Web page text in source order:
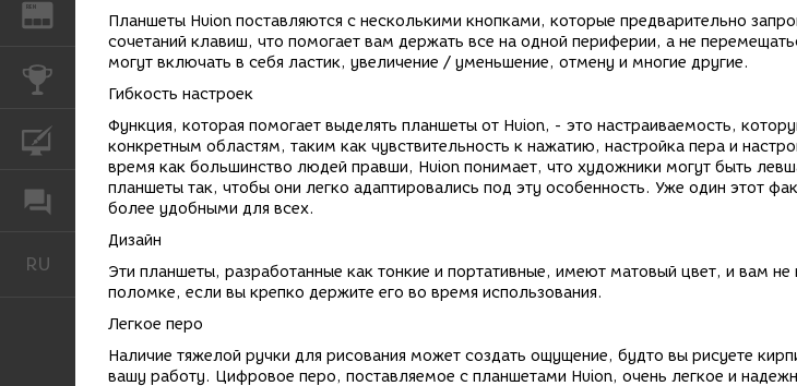
REN ЖУРНАЛ
КОНКУРСЫ
КУРСЫ
ФОРУМ
RU Русский
Планшеты Huion поставляются с несколькими кнопками, которые предварительно
сочетаний клавиш, что помогает вам держать все на одной периферии, а не
могут включать в себя ластик, увеличение / уменьшение, отмену и многие другие.
Гибкость настроек
Функция, которая помогает выделять планшеты от Huion, - это настраиваемость,
конкретным областям, таким как чувствительность к нажатию, настройка пера и
время как большинство людей правши, Huion понимает, что художники могут быть
планшеты так, чтобы они легко адаптировались под эту особенность. Уже один этот
более удобными для всех.
Дизайн
Эти планшеты, разработанные как тонкие и портативные, имеют матовый цвет, и вам не
поломке, если вы крепко держите его во время использования.
Легкое перо
Наличие тяжелой ручки для рисования может создать ощущение, будто вы рисуете
вашу работу. Цифровое перо, поставляемое с планшетами Huion, очень легкое и